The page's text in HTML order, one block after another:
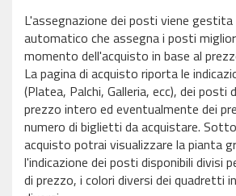
L'assegnazione dei posti viene
automatico che assegna i posti
momento dell'acquisto in base al
La pagina di acquisto riporta le
(Platea, Palchi, Galleria, ecc), dei posti
prezzo intero ed eventualmente dei
numero di biglietti da acquistare.
acquisto potrai visualizzare la pianta
l'indicazione dei posti disponibili divisi
di prezzo, i colori diversi dei quadretti